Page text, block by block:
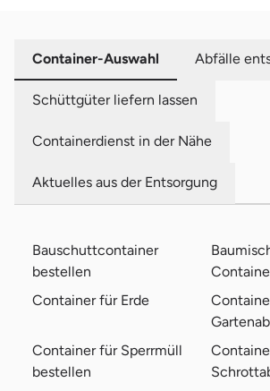
Container-Auswahl Abfälle
Schüttgüter liefern lassen
Containerdienst in der Nähe
Aktuelles aus der Entsorgung
Bauschuttcontainer
bestellen
Container für Erde
Container für Sperrmüll
bestellen